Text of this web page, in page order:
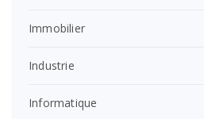
Immobilier
Industrie
Informatique